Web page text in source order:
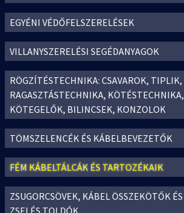
EGYÉNI VÉDŐFELSZERELÉSEK
VILLANYSZERELÉSI SEGÉDANYAGOK
RÖGZÍTÉSTECHNIKA: CSAVAROK, TIPLIK,
RAGASZTÁSTECHNIKA, KÖTÉSTECHNIKA,
KÖTEGELŐK, BILINCSEK, KONZOLOK
TÖMSZELENCÉK ÉS KÁBELBEVEZETŐK
FÉM KÁBELTÁLCÁK ÉS TARTOZÉKAIK
ZSUGORCSÖVEK, KÁBEL ÖSSZEKÖTŐK ÉS
ZSELÉS TOLDÓK